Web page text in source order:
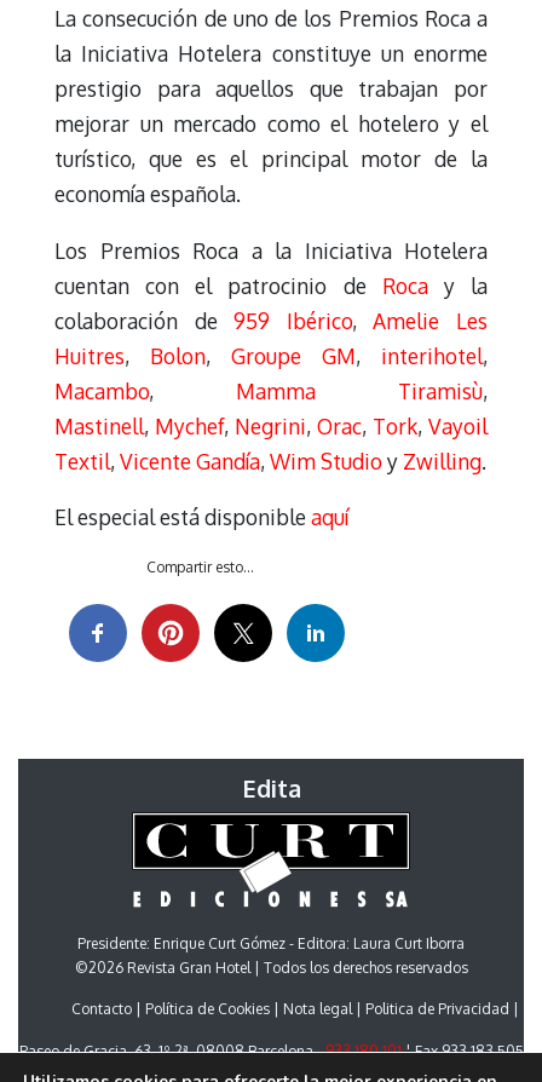
La consecución de uno de los Premios Roca a
la Iniciativa Hotelera constituye un enorme
prestigio para aquellos que trabajan por
mejorar un mercado como el hotelero y el
turístico, que es el principal motor de la
economía española.
Los Premios Roca a la Iniciativa Hotelera
cuentan con el patrocinio de Rocay la
colaboración de959 Ibérico,Amelie Les
Huitres, Bolon, Groupe GM, interihotel,
Macambo, Mamma Tiramisù,
Mastinell, Mychef, Negrini, Orac, Tork, Vayoil
Textil, Vicente Gandía, Wim Studioy Zwilling.
El especial está disponibleaquí
Compartir esto...
Edita
Presidente: Enrique Curt Gómez - Editora: Laura Curt Iborra
©2026 Revista Gran Hotel | Todos los derechos reservados
Contacto Política de Cookies Nota legal Politica de Privacidad
Paseo de Gracia, 63. 1º 2ª. 08008 Barcelona -933 180 101¦ Fax 933 183 505
Select Language ▼